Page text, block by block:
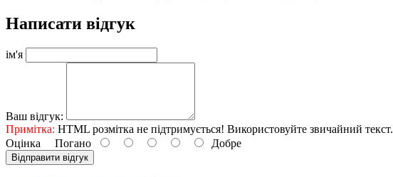
Написати відгук
ім'я
Ваш відгук:
Примітка: HTML розмітка не підтримується! Використовуйте звичайний текст.
Оцінка Погано Добре
Відправити відгук